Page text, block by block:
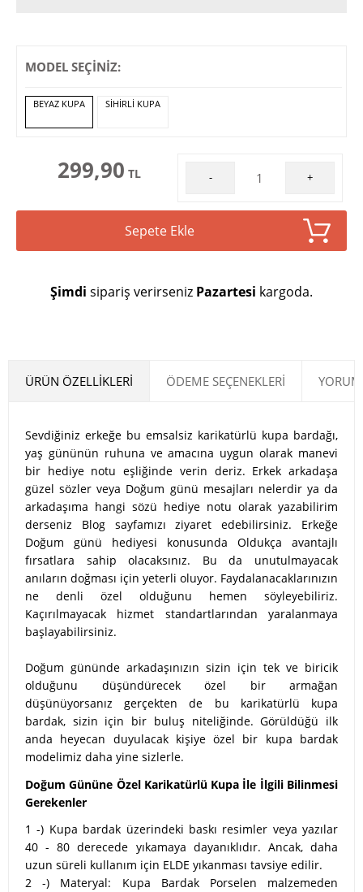
MODEL SEÇİNİZ:
BEYAZ KUPA SIHIRLI KUPA
299,90 TL - +
Sepete Ekle
Şimdi sipariş verirseniz Pazartesi kargoda.
ÜRÜN ÖZELLIKLERI ÖDEME SEÇENEKLERI
Sevdiğiniz erkeğe bu emsalsiz karikatürlü kupa bardağı,
yaş gününün ruhuna ve amacına uygun olarak manevi
bir hediye notu eşliğinde verin deriz. Erkek arkadaşa
güzel sözler veya Doğum günü mesajları nelerdir ya da
arkadaşıma hangi sözü hediye notu olarak yazabilirim
derseniz Blog sayfamızı ziyaret edebilirsiniz. Erkeğe
Doğum günü hediyesi konusunda Oldukça avantajlı
fırsatlara sahip olacaksınız. Bu da unutulmayacak
anıların doğması için yeterli oluyor. Faydalanacaklarınızın
ne denli özel olduğunu hemen söyleyebiliriz.
Kaçırılmayacak hizmet standartlarından yaralanmaya
başlayabilirsiniz.
Doğum gününde arkadaşınızın sizin için tek ve biricik
olduğunu düşündürecek özel bir armağan
düşünüyorsanız gerçekten de bu karikatürlü kupa
bardak, sizin için bir buluş niteliğinde. Görüldüğü ilk
anda heyecan duyulacak kişiye özel bir kupa bardak
modelimiz daha yine sizlerle.
Doğum Gününe Özel Karikatürlü Kupa İle İlgili Bilinmesi
Gerekenler
1 -) Kupa bardak üzerindeki baskı resimler veya yazılar
40 - 80 derecede yıkamaya dayanıklıdır. Ancak, daha
uzun süreli kullanım için ELDE yıkanması tavsiye edilir.
2 -) Materyal: Kupa Bardak Porselen malzemeden